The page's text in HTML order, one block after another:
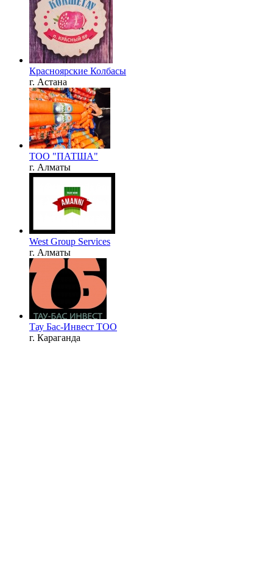
Красноярские Колбасы
г. Астана
ТОО "ПАТША"
г. Алматы
West Group Services
г. Алматы
Тау Бас-Инвест ТОО
г. Караганда